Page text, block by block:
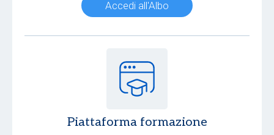
Accedi all'Albo
Piattaforma formazione